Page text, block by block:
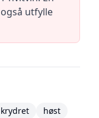
utfylle
krydret
høst